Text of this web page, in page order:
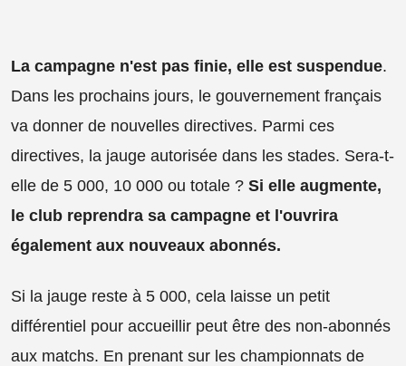
La campagne n'est pas finie, elle est suspendue.
Dans les prochains jours, le gouvernement français
va donner de nouvelles directives. Parmi ces
directives, la jauge autorisée dans les stades. Sera-t-
elle de 5 000, 10 000 ou totale ? Si elle augmente,
le club reprendra sa campagne et l'ouvrira
également aux nouveaux abonnés.
Si la jauge reste à 5 000, cela laisse un petit
différentiel pour accueillir peut être des non-abonnés
aux matchs. En prenant sur les championnats de